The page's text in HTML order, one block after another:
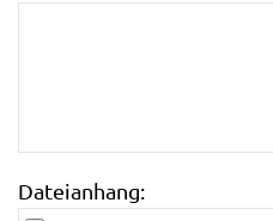
Dateianhang: